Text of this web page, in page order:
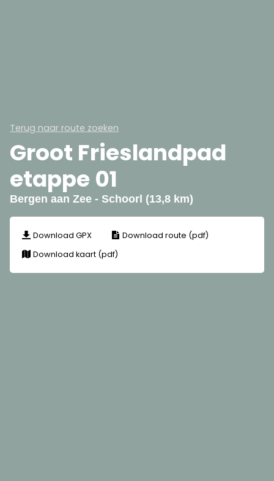
Terug naar route zoeken
Groot Frieslandpad
etappe 01
Bergen aan Zee - Schoorl (13,8 km)
Download GPX
Download route (pdf)
Download kaart (pdf)